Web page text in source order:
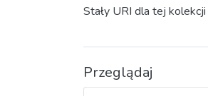
Stały URI dla tej kolekcji
Przeglądaj